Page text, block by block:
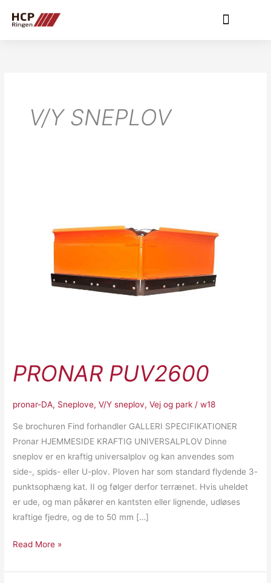
V/Y SNEPLOV
PRONAR PUV2600
pronar-DA, Sneplove,V/Y sneplov,Vej og park /w18
Se brochuren Find forhandler GALLERI SPECIFIKATIONER
Pronar HJEMMESIDE KRAFTIG UNIVERSALPLOV Dinne
sneplov er en kraftig universalplov og kan anvendes som
side-, spids- eller U-plov. Ploven har som standard flydende 3-
punktsophæng kat. II og følger derfor terrænet. Hvis uheldet
er ude, og man påkører en kantsten eller lignende, udløses
kraftige fjedre, og de to 50 mm […]
Read More »